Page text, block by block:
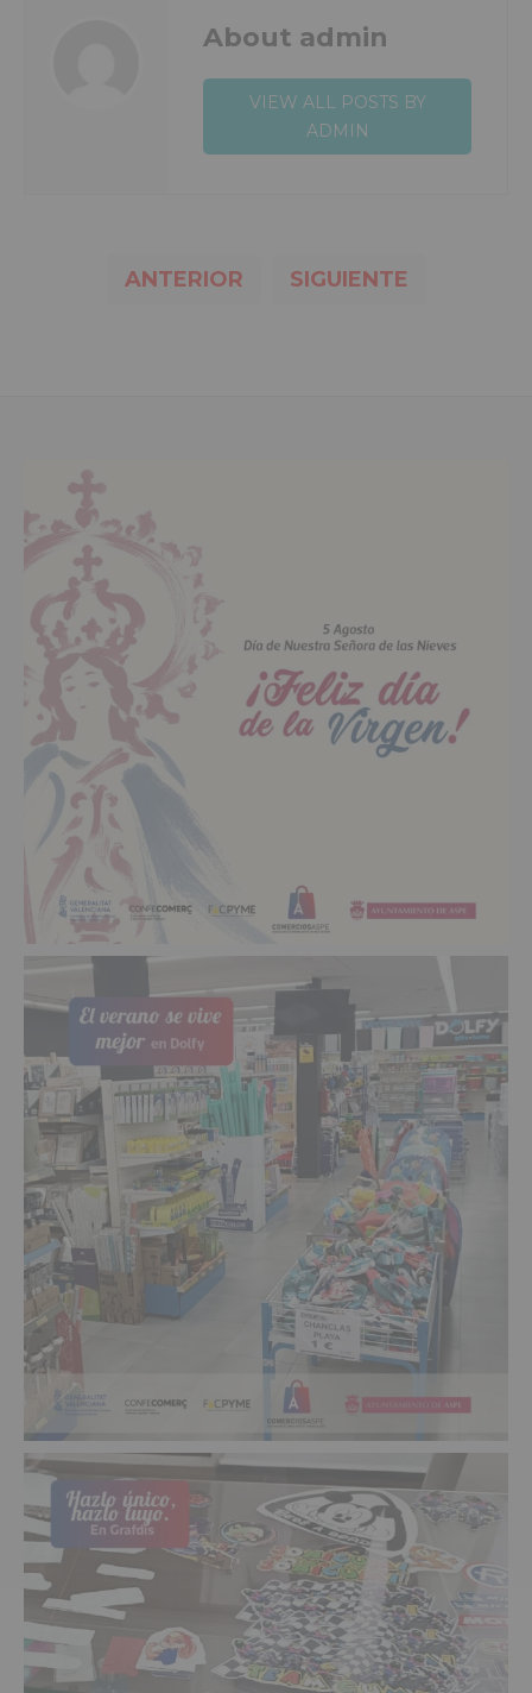
About admin
VIEW ALL POSTS BY
ADMIN
ANTERIOR SIGUIENTE